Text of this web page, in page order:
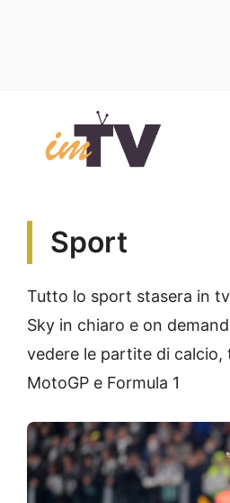
contenuto
Sport
Tutto lo sport stasera in
Sky in chiaro e on
vedere le partite di calcio,
MotoGP e Formula 1